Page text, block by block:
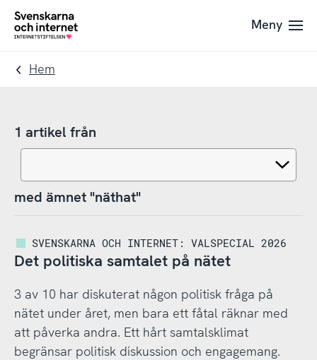
Till
navigation
Till
innehåll
To
Meny
Hem
1 artikel från
med ämnet "näthat"
SVENSKARNA OCH INTERNET: VALSPECIAL 2026
Det politiska samtalet på nätet
3 av 10 har diskuterat någon politisk fråga på
nätet under året, men bara ett fåtal räknar med
att påverka andra. Ett hårt samtalsklimat
begränsar politisk diskussion och engagemang.